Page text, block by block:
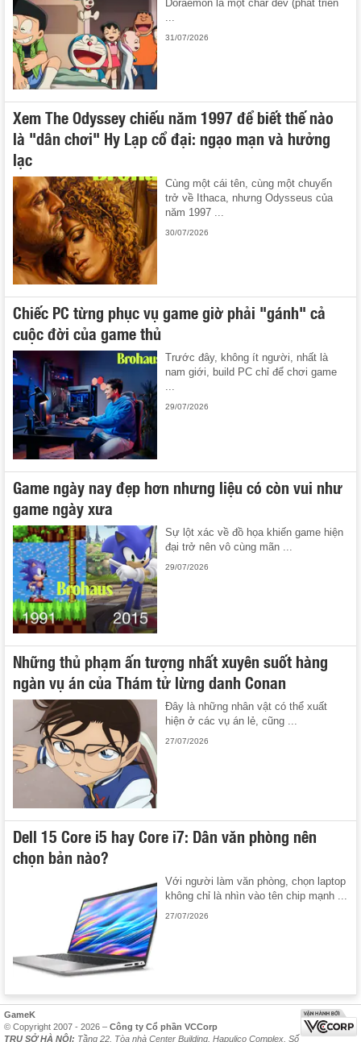
Doraemon là một char dev (phát triển
31/07/2026
Xem The Odyssey chiếu năm 1997 để biết thế nào
là "dân chơi" Hy Lạp cổ đại: ngạo mạn và hưởng
lạc
Cùng một cái tên, cùng một chuyến
trở về Ithaca, nhưng Odysseus của
năm 1997 ...
30/07/2026
Chiếc PC từng phục vụ game giờ phải "gánh" cả
cuộc đời của game thủ
Trước đây, không ít người, nhất là
nam giới, build PC chỉ để chơi game
...
29/07/2026
Game ngày nay đẹp hơn nhưng liệu có còn vui như
game ngày xưa
Sự lột xác về đồ họa khiến game hiện
đại trở nên vô cùng mãn ...
29/07/2026
Những thủ phạm ấn tượng nhất xuyên suốt hàng
ngàn vụ án của Thám tử lừng danh Conan
Đây là những nhân vật có thể xuất
hiện ở các vụ án lẻ, cũng ...
27/07/2026
Dell 15 Core i5 hay Core i7: Dân văn phòng nên
chọn bản nào?
Với người làm văn phòng, chọn laptop
không chỉ là nhìn vào tên chip mạnh ...
27/07/2026
GameK
© Copyright 2007 - 2026 – Công ty Cổ phần VCCorp
TRỤ SỞ HÀ NỘI: Tầng 22, Tòa nhà Center Building, Hapulico Complex, Số